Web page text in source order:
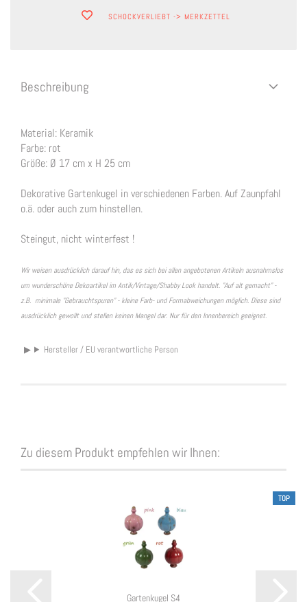
SCHOCKVERLIEBT -> MERKZETTEL
Beschreibung
Material: Keramik
Farbe: rot
Größe: Ø 17 cm x H 25 cm
Dekorative Gartenkugel in verschiedenen Farben. Auf Zaunpfahl
o.ä. oder auch zum hinstellen.
Steingut, nicht winterfest !
Wir weisen ausdrücklich darauf hin, das es sich bei allen angebotenen Artikeln ausnahmslos
um wunderschöne Dekoartikel im Antik/Vintage/Shabby Look handelt. "Auf alt gemacht" -
z.B. minimale "Gebrauchtspuren" - kleine Farb- und Formabweichungen möglich. Diese sind
ausdrücklich gewollt und stellen keinen Mangel dar. Nur für den Innenbereich geeignet.
Hersteller / EU verantwortliche Person
Zu diesem Produkt empfehlen wir Ihnen:
TOP
Gartenkugel S4